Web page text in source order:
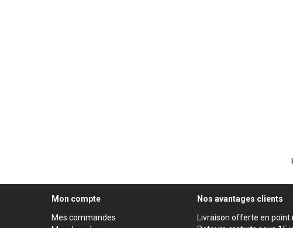
Mon compte
Mes commandes
Nos avantages clients
Livraison offerte en point